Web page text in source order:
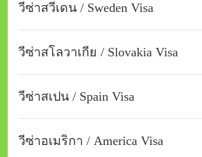
วีซ่าสวีเดน / Sweden Visa
วีซ่าสโลวาเกีย / Slovakia Visa
วีซ่าสเปน / Spain Visa
วีซ่าอเมริกา / America Visa